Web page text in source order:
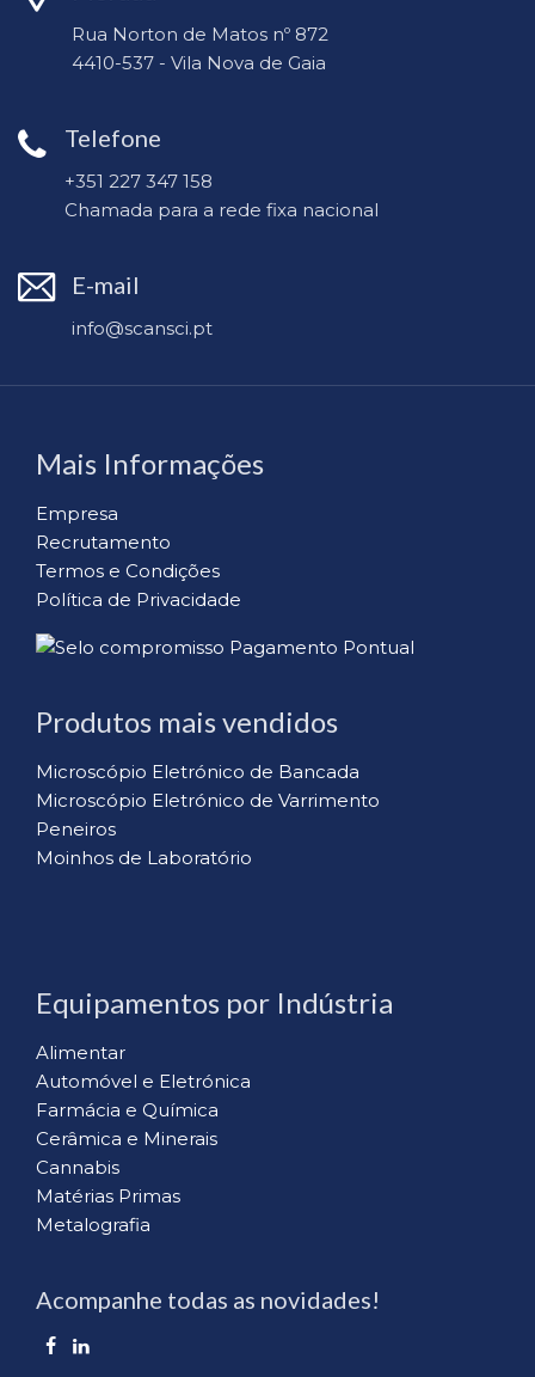
Rua Norton de Matos nº 872
4410-537 - Vila Nova de Gaia
Telefone
+351 227 347 158
Chamada para a rede fixa nacional
E-mail
info@scansci.pt
Mais Informações
Empresa
Recrutamento
Termos e Condições
Política de Privacidade
Produtos mais vendidos
Microscópio Eletrónico de Bancada
Microscópio Eletrónico de Varrimento
Peneiros
Moinhos de Laboratório
Equipamentos por Indústria
Alimentar
Automóvel e Eletrónica
Farmácia e Química
Cerâmica e Minerais
Cannabis
Matérias Primas
Metalografia
Acompanhe todas as novidades!